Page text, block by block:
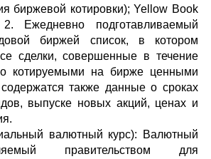
биржевой котировки); Yellow Book
Ежедневно подготавливаемый
биржей список, в котором
сделки, совершенные в течение
котируемыми на бирже ценными
также данные о сроках
выпуске новых акций, ценах и
валютный курс): Валютный
правительством для